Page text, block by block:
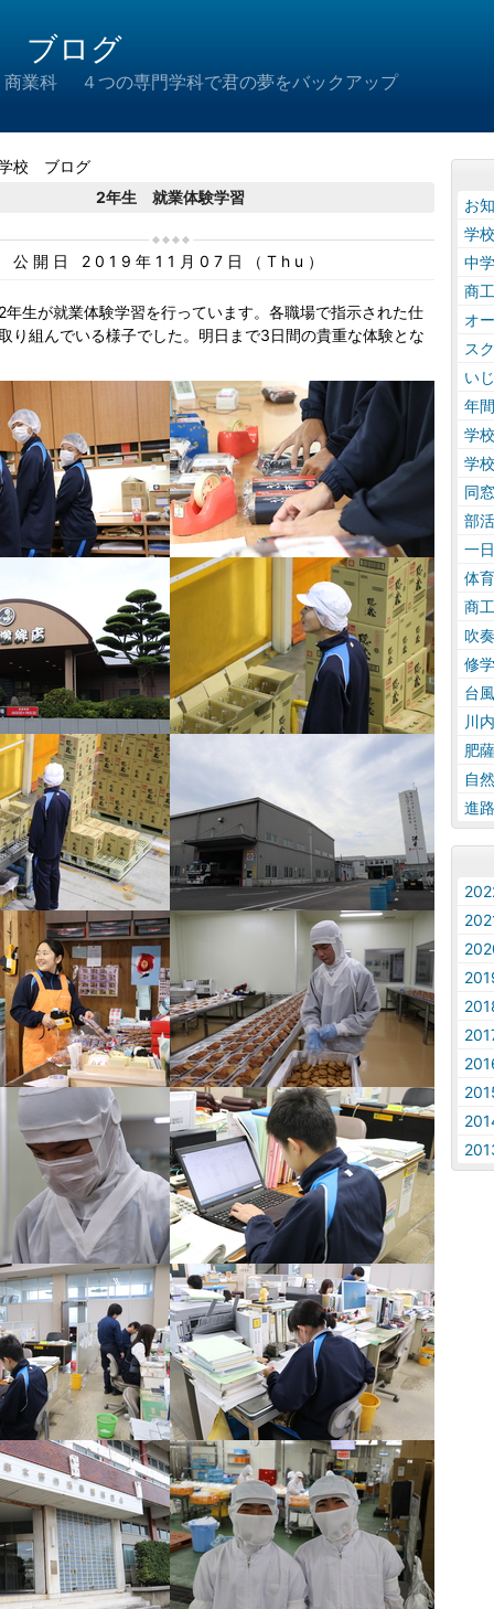
ブログ
科 ４つの専門学科で君の夢をバックアップ
校 ブログ
2年生 就業体験学習
公開日 2019年11月07日（Thu）
年生が就業体験学習を行っています。各職場で指示された仕
り組んでいる様子でした。明日まで3日間の貴重な体験とな
お
学
中
商
オ
ス
い
年
学
学
同
部
一
体
商
吹
修
台
川
肥
自
進